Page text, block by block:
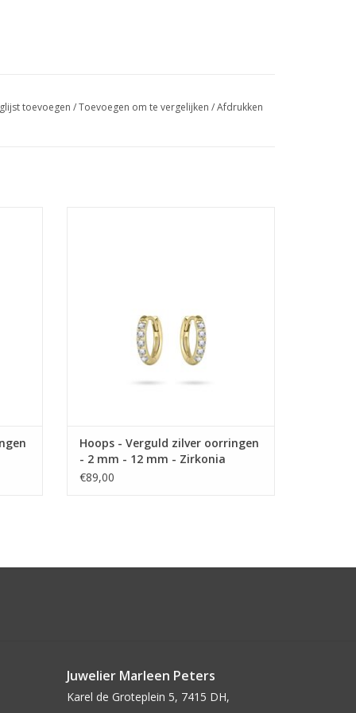
toevoegen /Toevoegen om te vergelijken /Afdrukken
Hoops - Verguld zilver oorringen
- 2 mm - 12 mm - Zirkonia
€89,00
Juwelier Marleen Peters
Karel de Groteplein 5, 7415 DH,